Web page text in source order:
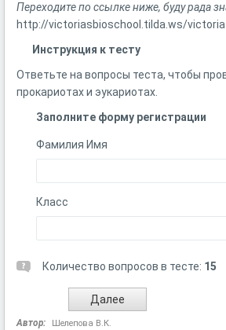
Переходите по ссылке ниже, буду рада
http://victoriasbioschool.tilda.ws/victoria
Инструкция к тесту
Ответьте на вопросы теста, чтобы
прокариотах и эукариотах.
Заполните форму регистрации
Фамилия Имя
Класс
Количество вопросов в тесте: 15
Автор: Шелепова В.К.